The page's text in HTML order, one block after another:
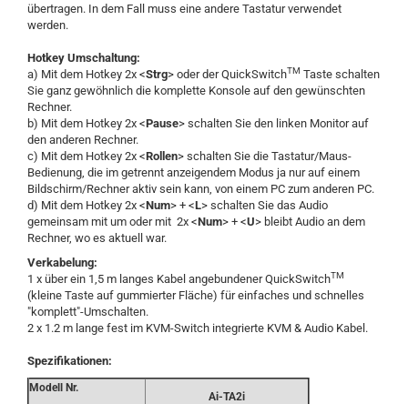
übertragen. In dem Fall muss eine andere Tastatur verwendet
werden.
Hotkey Umschaltung:
a) Mit dem Hotkey 2x <Strg> oder der QuickSwitchTM Taste schalten
Sie ganz gewöhnlich die komplette Konsole auf den gewünschten
Rechner.
b) Mit dem Hotkey 2x <Pause> schalten Sie den linken Monitor auf
den anderen Rechner.
c) Mit dem Hotkey 2x <Rollen> schalten Sie die Tastatur/Maus-
Bedienung, die im getrennt anzeigendem Modus ja nur auf einem
Bildschirm/Rechner aktiv sein kann, von einem PC zum anderen PC.
d) Mit dem Hotkey 2x <Num> + <L> schalten Sie das Audio
gemeinsam mit um oder mit 2x <Num> + <U> bleibt Audio an dem
Rechner, wo es aktuell war.
Verkabelung:
1 x über ein 1,5 m langes Kabel angebundener QuickSwitchTM
(kleine Taste auf gummierter Fläche) für einfaches und schnelles
"komplett"-Umschalten.
2 x 1.2 m lange fest im KVM-Switch integrierte KVM & Audio Kabel.
Spezifikationen:
Modell Nr.
Ai-TA2i